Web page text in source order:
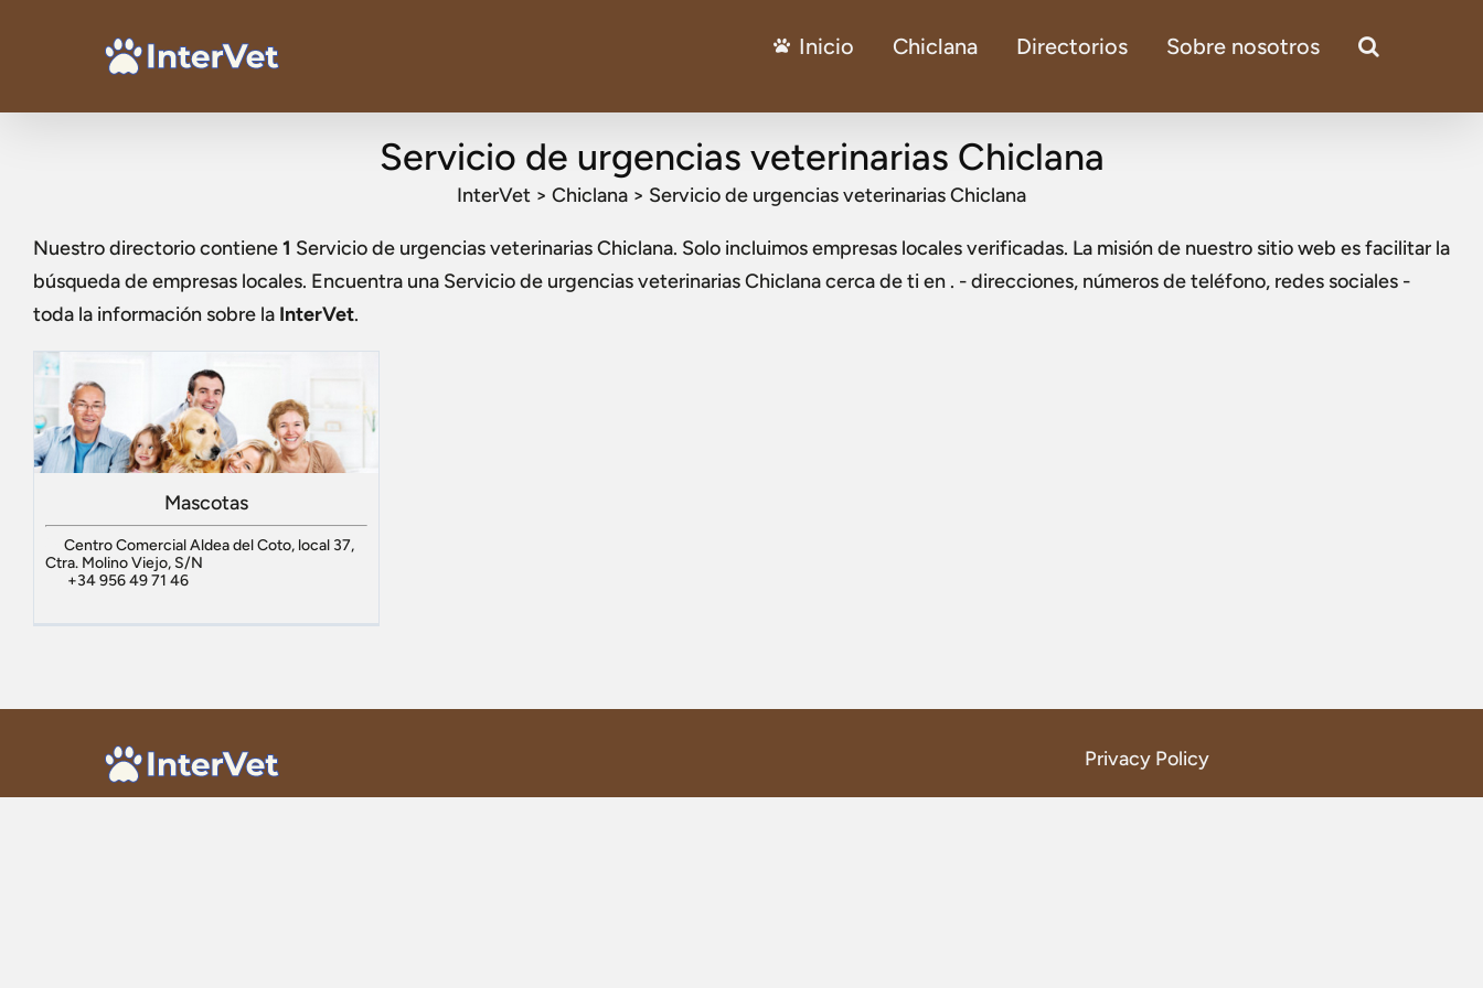
Inicio Chiclana Directorios Sobre nosotros
Servicio de urgencias veterinarias Chiclana
InterVet > Chiclana > Servicio de urgencias veterinarias Chiclana
Nuestro directorio contiene1 Servicio de urgencias veterinarias Chiclana. Solo incluimos empresas locales verificadas. La misión de nuestro sitio web es facilitar la
búsqueda de empresas locales. Encuentra una Servicio de urgencias veterinarias Chiclanacerca de ti en . - direcciones, números de teléfono, redes sociales -
toda la información sobre la InterVet.
Mascotas
Centro Comercial Aldea del Coto, local 37,
Ctra. Molino Viejo, S/N
+34 956 49 71 46
Privacy Policy